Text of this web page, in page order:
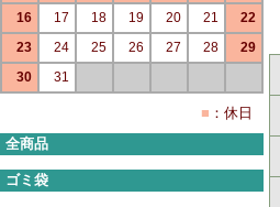
16
17 18 19 20 21
22
23
24 25 26 27 28
29
30
31
■ ：休日
全商品
ゴミ袋